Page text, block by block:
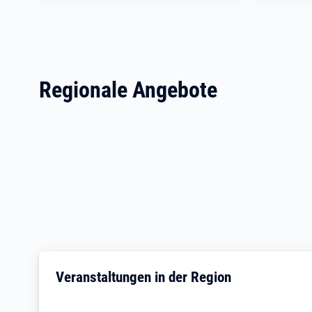
Regionale Angebote
Veranstaltungen in der Region